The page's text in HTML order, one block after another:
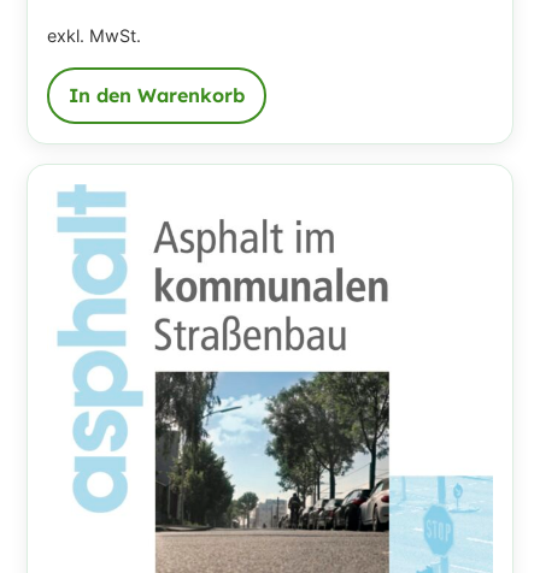
exkl. MwSt.
In den Warenkorb